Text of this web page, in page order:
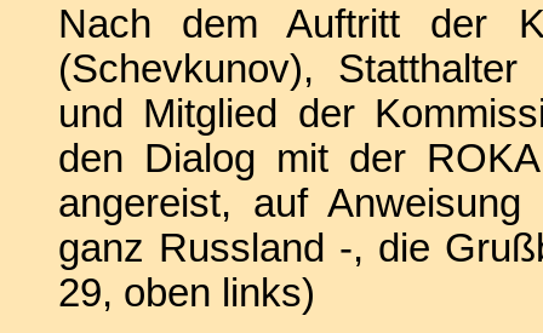
Nach dem Auftritt der
(Schevkunov),
und Mitglied der
den Dialog mit der
angereist, auf
ganz Russland -, die
29, oben links)